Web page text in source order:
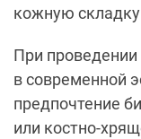
кожную
При проведении
в современной
предпочтение
или костно-